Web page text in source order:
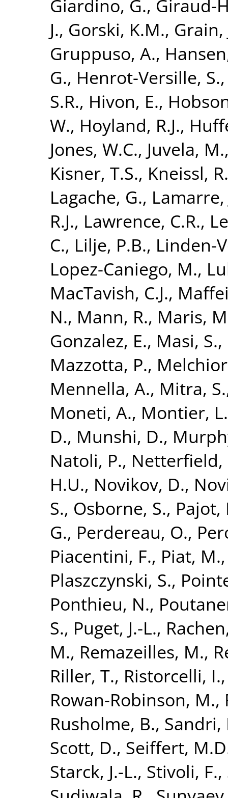
Giardino, G., Giraud-
J., Gorski, K.M., Grain,
Gruppuso, A.,
G., Henrot-Versille, S.
S.R., Hivon, E.,
W., Hoyland, R.J.,
Jones, W.C., Juvela, M.
Kisner, T.S., Kneissl, R.
Lagache, G., Lamarre,
R.J., Lawrence, C.R.,
C., Lilje, P.B., Linden-
Lopez-Caniego, M.,
MacTavish, C.J.,
N., Mann, R., Maris,
Gonzalez, E., Masi, S.,
Mazzotta, P.,
Mennella, A., Mitra, S.
Moneti, A., Montier, L.
D., Munshi, D.,
Natoli, P., Netterfield,
H.U., Novikov, D.,
S., Osborne, S., Pajot,
G., Perdereau, O.,
Piacentini, F., Piat, M.
Plaszczynski, S.,
Ponthieu, N.,
S., Puget, J.-L.,
M., Remazeilles, M.,
Riller, T., Ristorcelli, I.
Rowan-Robinson, M.,
Rusholme, B., Sandri,
Scott, D., Seiffert,
Starck, J.-L., Stivoli, F.,